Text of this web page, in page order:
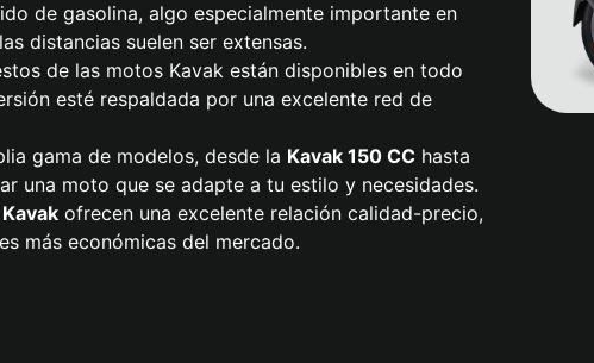
de gasolina, algo especialmente importante en
distancias suelen ser extensas.
de las motos Kavak están disponibles en todo
esté respaldada por una excelente red de
gama de modelos, desde la Kavak 150 CC hasta
una moto que se adapte a tu estilo y necesidades.
ofrecen una excelente relación calidad-precio,
más económicas del mercado.